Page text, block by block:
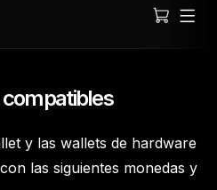
cada ángulo
y las wallets de hardware
las siguientes monedas y